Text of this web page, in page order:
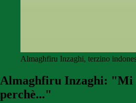
Almaghfiru Inzaghi, terzino
Almaghfiru Inzaghi: "Mi
perchè..."